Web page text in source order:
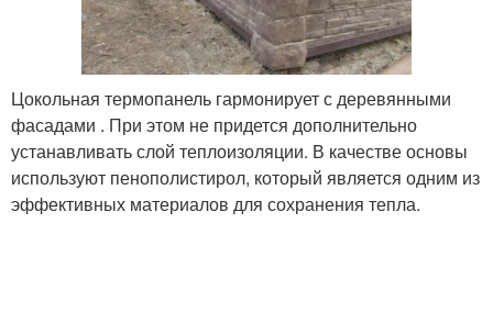
Цокольная термопанель гармонирует с деревянными
фасадами . При этом не придется дополнительно
устанавливать слой теплоизоляции. В качестве основы
используют пенополистирол, который является одним из
эффективных материалов для сохранения тепла.